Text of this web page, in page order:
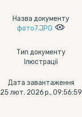
Назва документу
фото7.JPG
Тип документу
Ілюстрації
Дата завантаження
25 лют. 2026 р., 09:56:59